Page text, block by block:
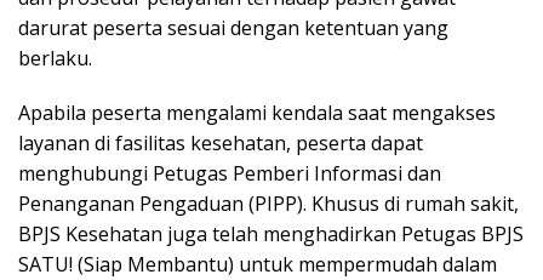
darurat peserta sesuai dengan ketentuan yang
berlaku.
Apabila peserta mengalami kendala saat mengakses
layanan di fasilitas kesehatan, peserta dapat
menghubungi Petugas Pemberi Informasi dan
Penanganan Pengaduan (PIPP). Khusus di rumah sakit,
BPJS Kesehatan juga telah menghadirkan Petugas BPJS
SATU! (Siap Membantu) untuk mempermudah dalam